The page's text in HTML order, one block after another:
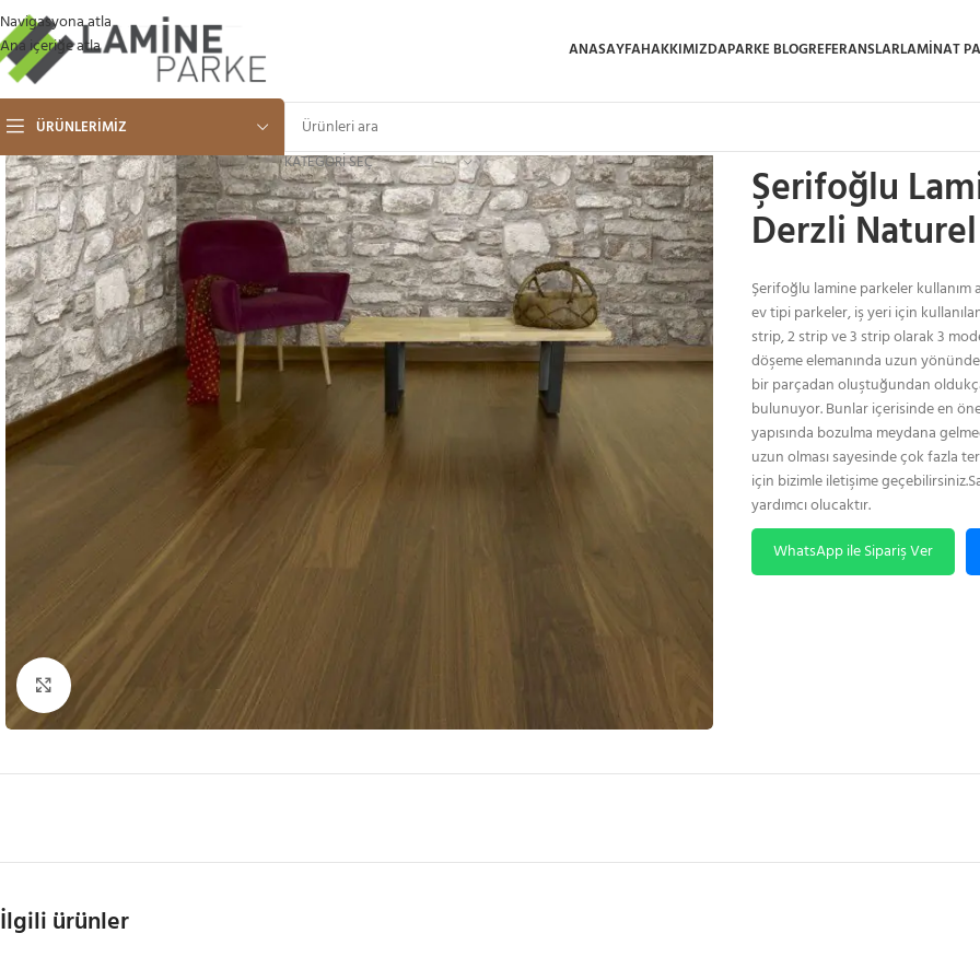
Navigasyona atla
Ana içeriğe atla
ANASAYFAHAKKIMIZDAPARKE BLOGREFERANSLARLAMINAT
ÜRÜNLERIMIZ
KATEGORI SEÇ
Büyütmek için tıklayın
Şerifoğlu
Derzli
Şerifoğlu lamine parkeler
ev tipi parkeler, iş yeri için
strip, 2 strip ve 3 strip olarak 3
döşeme elemanında uzun
bir parçadan oluştuğundan
bulunuyor. Bunlar içerisinde en
yapısında bozulma meydana
uzun olması sayesinde çok fazla
için bizimle iletişime
yardımcı olucaktır.
WhatsApp ile Sipariş Ver
İlgili ürünler